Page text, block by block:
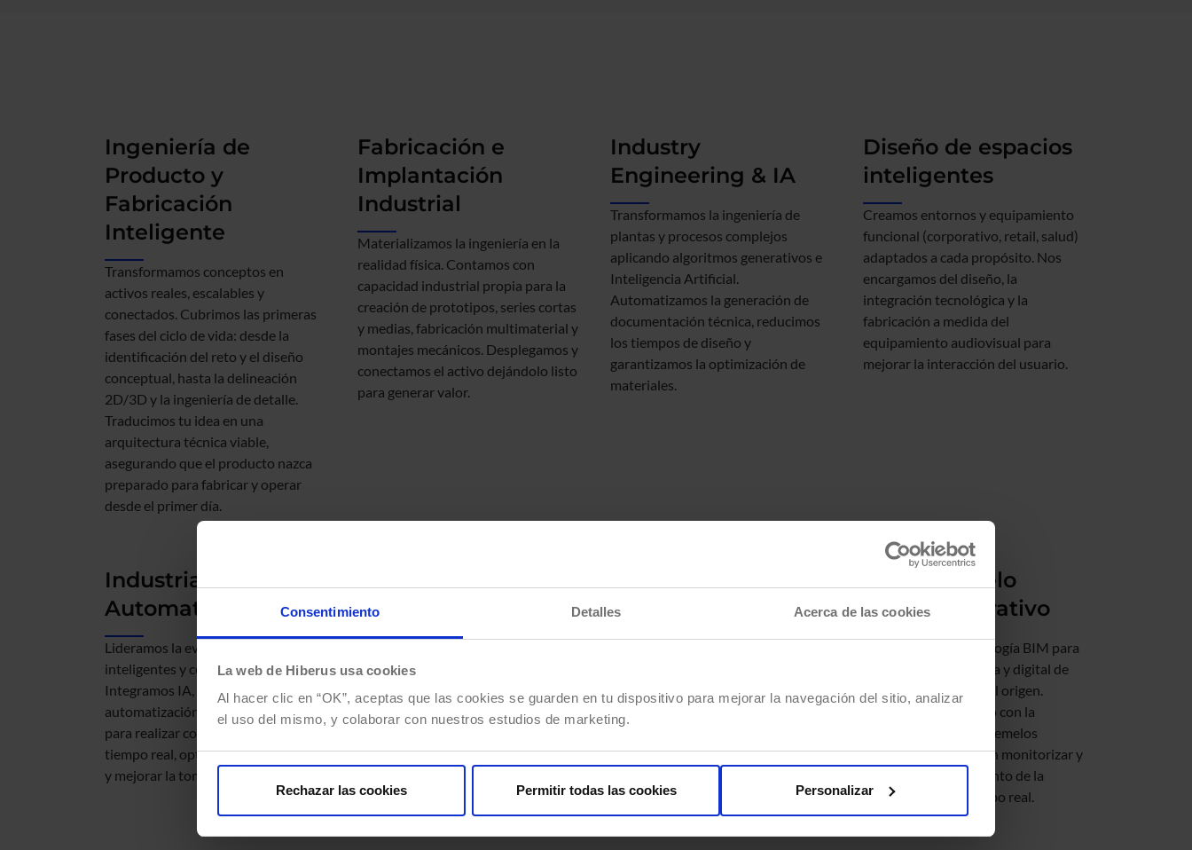
Consentimiento Detalles Acerca de las cookies
La web de Hiberus usa cookies
Al hacer clic en “OK”, aceptas que las cookies se guarden en tu dispositivo para mejorar la navegación del sitio, analizar
el uso del mismo, y colaborar con nuestros estudios de marketing.
Rechazar las cookies Personalizar
Permitir todas las cookies
Ingeniería de
Producto y
Fabricación
Inteligente
Transformamos conceptos en
activos reales, escalables y
conectados. Cubrimos las primeras
fases del ciclo de vida: desde la
identificación del reto y el diseño
conceptual, hasta la delineación
2D/3D y la ingeniería de detalle.
Traducimos tu idea en una
arquitectura técnica viable,
asegurando que el producto nazca
preparado para fabricar y operar
desde el primer día.
Fabricación e
Implantación
Industrial
Materializamos la ingeniería en la
realidad física. Contamos con
capacidad industrial propia para la
creación de prototipos, series cortas
y medias, fabricación multimaterial y
montajes mecánicos. Desplegamos y
conectamos el activo dejándolo listo
para generar valor.
Industry
Engineering & IA
Transformamos la ingeniería de
plantas y procesos complejos
aplicando algoritmos generativos e
Inteligencia Artificial.
Automatizamos la generación de
documentación técnica, reducimos
los tiempos de diseño y
garantizamos la optimización de
materiales.
Diseño de espacios
inteligentes
Creamos entornos y equipamiento
funcional (corporativo, retail, salud)
adaptados a cada propósito. Nos
encargamos del diseño, la
integración tecnológica y la
fabricación a medida del
equipamiento audiovisual para
mejorar la interacción del usuario.
Industria 5.0 y
Automatización
Lideramos la evolución hacia fábricas
inteligentes y conectadas.
Integramos IA, visión artificial y
automatización en la maquinaria
para realizar control de calidad en
tiempo real, optimizar el rendimiento
y mejorar la toma de decisiones.
Conectividad
activos físicos. Implementamos
sistemas de monitorización con
sensórica avanzada para capturar
automatizar procesos, asegurar la
predictivo.
Sostenibilidad
eficientemente la energía de tu
negocio. Utilizamos IoT para
identificar hábitos de consumo,
planificar tu transición energética y
autosuficiencia reduciendo costes.
BIM y Gemelo
Digital Operativo
Aplicamos la metodología BIM para
la gestión colaborativa y digital de
tus proyectos desde el origen.
Conectamos el diseño con la
operación mediante gemelos
digitales que permiten monitorizar y
optimizar el rendimiento de la
construcción en tiempo real.